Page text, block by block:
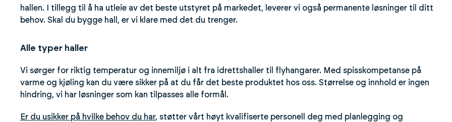
hallen. I tillegg til å ha utleie av det beste utstyret på markedet, leverer vi også permanente løsninger til ditt
behov. Skal du bygge hall, er vi klare med det du trenger.
Alle typer haller
Vi sørger for riktig temperatur og innemiljø i alt fra idrettshaller til flyhangarer. Med spisskompetanse på
varme og kjøling kan du være sikker på at du får det beste produktet hos oss. Størrelse og innhold er ingen
hindring, vi har løsninger som kan tilpasses alle formål.
Er du usikker på hvilke behov du har, støtter vårt høyt kvalifiserte personell deg med planlegging og